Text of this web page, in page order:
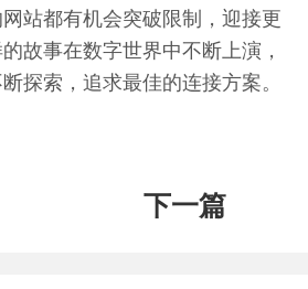
站都有机会突破限制，迎接更
故事在数字世界中不断上演，
探索，追求最佳的连接方案。
下一篇